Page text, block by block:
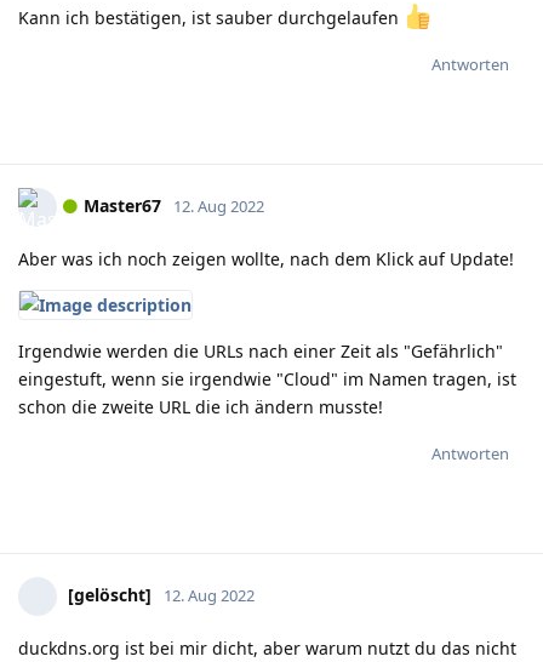
Kann ich bestätigen, ist sauber durchgelaufen
Antworten
Master67 12. Aug 2022
Aber was ich noch zeigen wollte, nach dem Klick auf Update!
Irgendwie werden die URLs nach einer Zeit als "Gefährlich"
eingestuft, wenn sie irgendwie "Cloud" im Namen tragen, ist
schon die zweite URL die ich ändern musste!
Antworten
[gelöscht] 12. Aug 2022
duckdns.org ist bei mir dicht, aber warum nutzt du das nicht